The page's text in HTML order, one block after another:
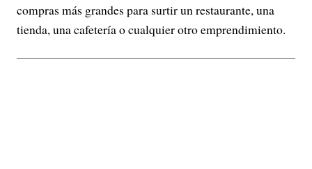
compras más grandes para surtir un restaurante, una
tienda, una cafetería o cualquier otro emprendimiento.